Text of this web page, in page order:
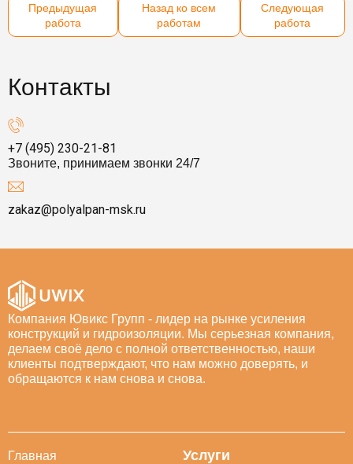
Предыдущая
работа
Назад ко всем
работам
Следующая
работа
Контакты
+7 (495) 230-21-81
Звоните, принимаем звонки 24/7
zakaz@polyalpan-msk.ru
Компания Ювикс Групп - лидер на рынке усиления
конструкций и гидроизоляции. Мы серьезная компания,
делаем своё дело с полной ответственностью, наши
клиенты подтверждают, что нам можно доверять, и
обращаются к нам снова и снова.
Главная
Услуги